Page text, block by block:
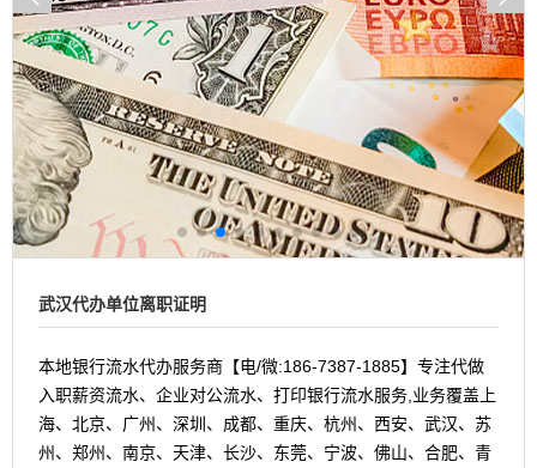
武汉代办单位离职证明
本地银行流水代办服务商【电/微:186-7387-1885】专注代做
入职薪资流水、企业对公流水、打印银行流水服务,业务覆盖上
海、北京、广州、深圳、成都、重庆、杭州、西安、武汉、苏
州、郑州、南京、天津、长沙、东莞、宁波、佛山、合肥、青